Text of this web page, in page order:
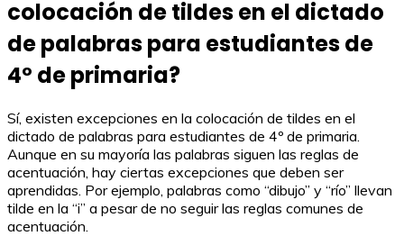
colocación de tildes en el dictado
de palabras para estudiantes de
4º de primaria?
Sí, existen excepciones en la colocación de tildes en el
dictado de palabras para estudiantes de 4º de primaria.
Aunque en su mayoría las palabras siguen las reglas de
acentuación, hay ciertas excepciones que deben ser
aprendidas. Por ejemplo, palabras como “dibujo” y “río” llevan
tilde en la “i” a pesar de no seguir las reglas comunes de
acentuación.